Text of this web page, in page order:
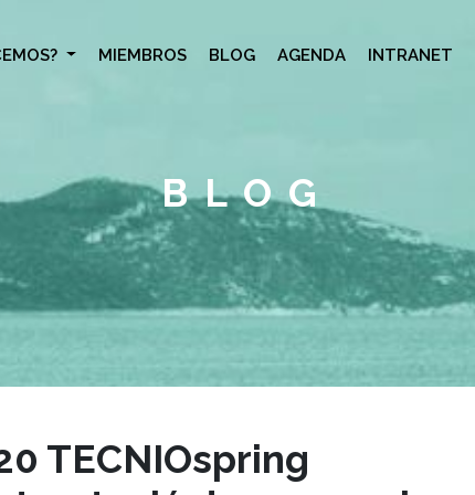
MIEMBROS BLOG AGENDA INTRANET
BLOG
TECNIOspring